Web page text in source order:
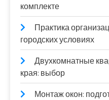
комплекте
Практика
городских условиях
Двухкомнатные
края: выбор
Монтаж окон: